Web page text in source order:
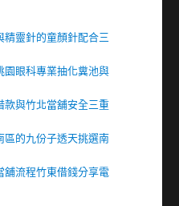
靈針的童顏針配合三
園眼科專業抽化糞池與
款與竹北當舖安全三重
區的九份子透天挑選南
舖流程竹東借錢分享電